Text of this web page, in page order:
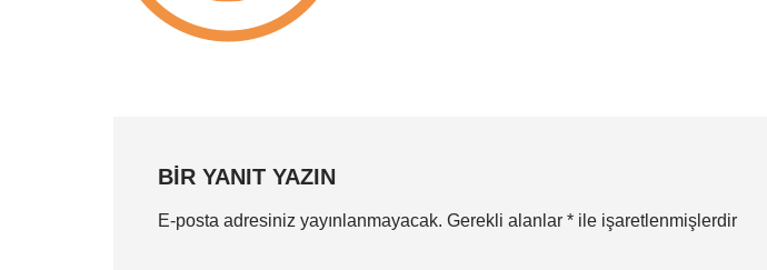
BIR YANIT YAZIN
E-posta adresiniz yayınlanmayacak. Gerekli alanlar * ile işaretlenmişlerdir